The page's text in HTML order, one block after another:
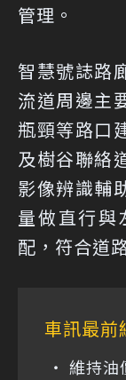
管理。
智慧號誌路
流道周邊主
瓶頸等路口
及樹谷聯絡
影像辨識輔
量做直行與
配，符合道
車訊最前
維持油